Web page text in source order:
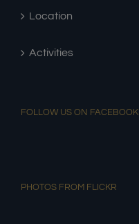
Location
Activities
FOLLOW US ON FACEBOOK
PHOTOS FROM FLICKR